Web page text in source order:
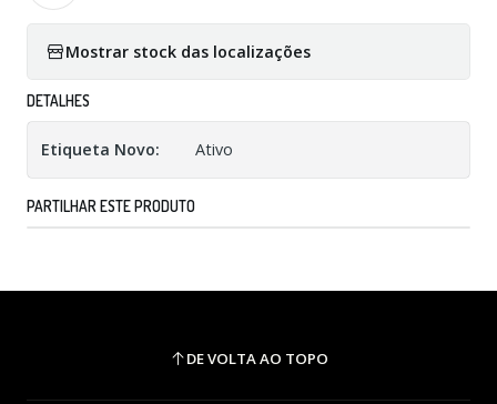
Mostrar stock das localizações
DETALHES
Etiqueta Novo: Ativo
PARTILHAR ESTE PRODUTO
DE VOLTA AO TOPO